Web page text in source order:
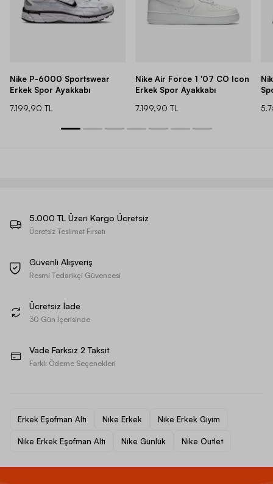
Nike P-6000 Sportswear
Erkek Spor Ayakkabı
7.199,90 TL
Nike Air Force 1 '07 CO Icon
Erkek Spor Ayakkabı
7.199,90 TL
5.000 TL Üzeri Kargo Ücretsiz
Ücretsiz Teslimat Fırsatı
Güvenli Alışveriş
Resmi Tedarikçi Güvencesi
Ücretsiz İade
30 Gün İçerisinde
Vade Farksız 2 Taksit
Farklı Ödeme Seçenekleri
Erkek Eşofman Altı Nike Erkek Nike Erkek Giyim
Nike Erkek Eşofman Altı Nike Günlük Nike Outlet